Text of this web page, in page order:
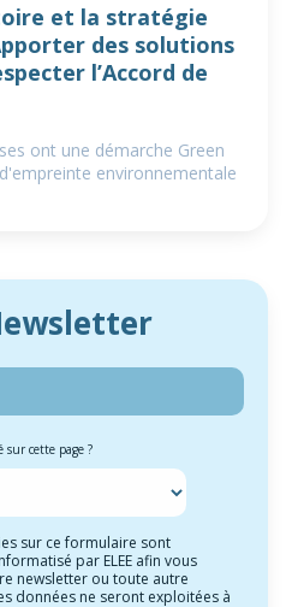
sur cette page ?
sur ce formulaire sont
par ELEE afin vous
newsletter ou toute autre
données ne seront exploitées à
et la stratégie
des solutions
l’Accord de
ont une démarche Green
environnementale